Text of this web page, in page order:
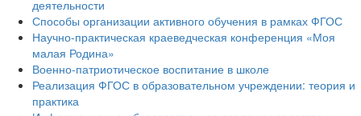
деятельности
Способы организации активного обучения в рамках ФГОС
Научно-практическая краеведческая конференция «Моя
малая Родина»
Военно-патриотическое воспитание в школе
Реализация ФГОС в образовательном учреждении: теория и
практика